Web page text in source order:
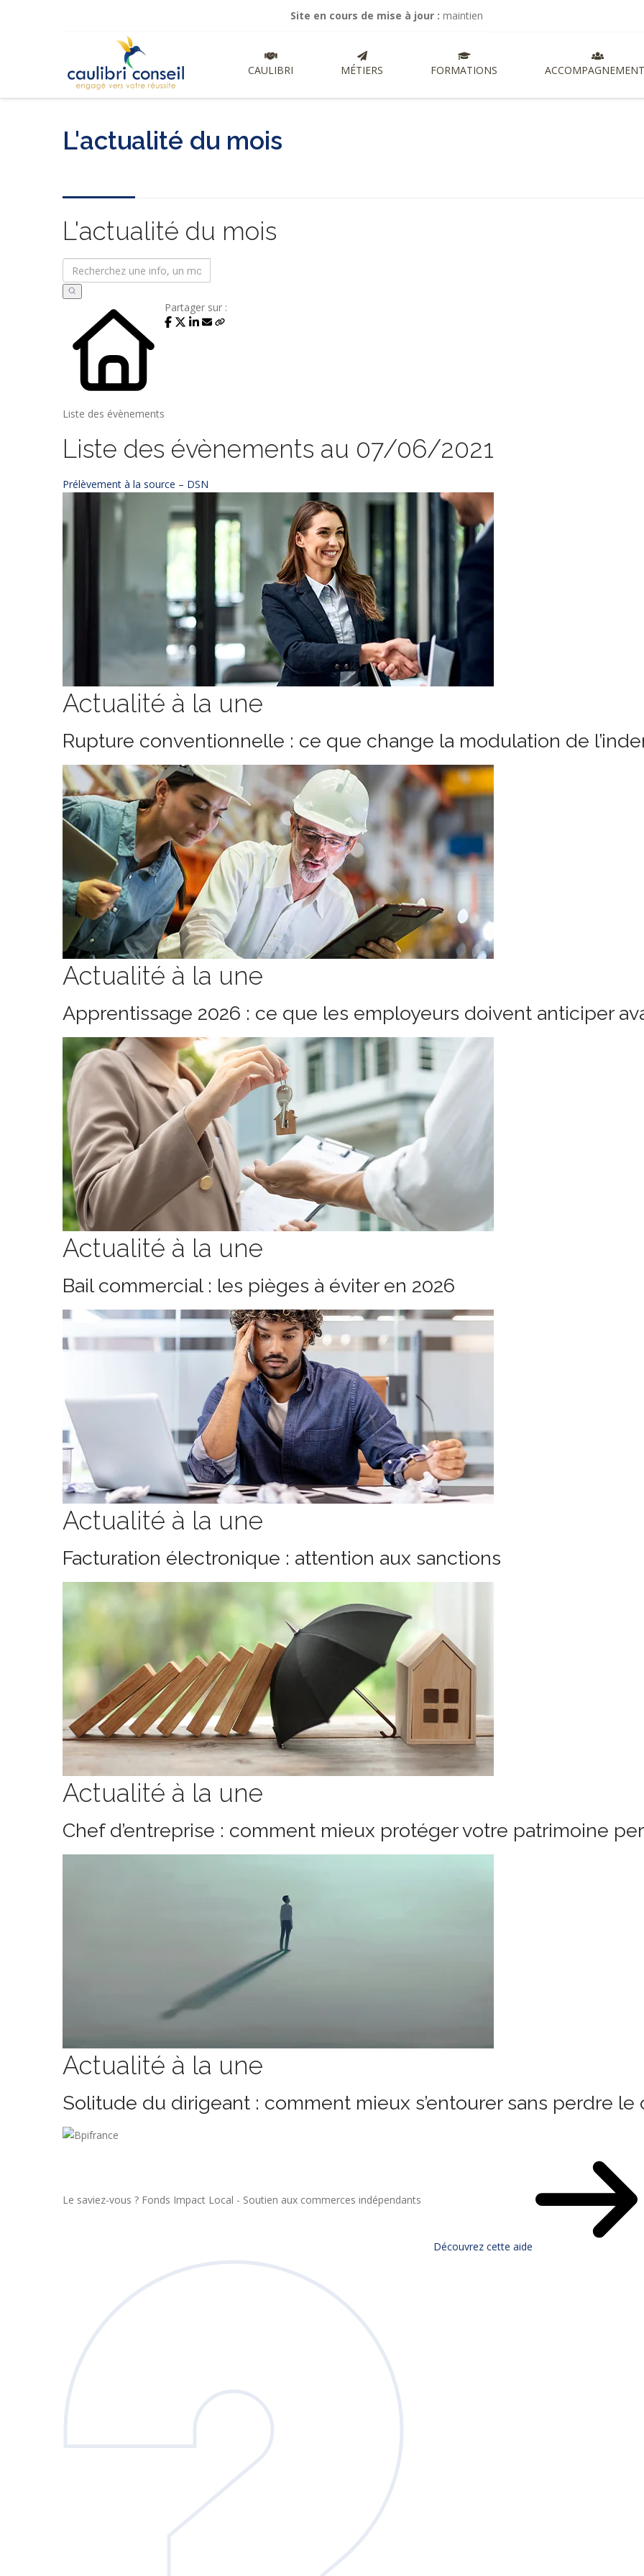
Site en cours de mise à jour : maintien de mes activités de commissariat aux
CAULIBRI MÉTIERS FORMATIONS
L'actualité du mois
L'actualité du mois
Liste des évènements
Partager sur :
Liste des évènements au 07/06/2021
Prélèvement à la source – DSN
Actualité à la une
Rupture conventionnelle : ce que change la modulation de
Actualité à la une
Apprentissage 2026 : ce que les employeurs doivent anticiper
Actualité à la une
Bail commercial : les pièges à éviter en 2026
Actualité à la une
Facturation électronique : attention aux sanctions
Actualité à la une
Chef d’entreprise : comment mieux protéger votre patrimoine
Actualité à la une
Solitude du dirigeant : comment mieux s’entourer sans perdre le
Le saviez-vous ? Fonds Impact Local - Soutien aux commerces indépendants
Découvrez cette aide